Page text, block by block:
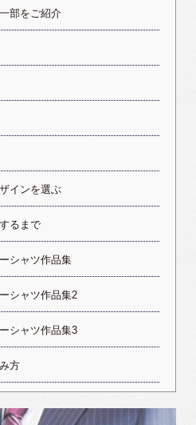
部をご紹介
インを選ぶ
るまで
シャツ作品集
シャツ作品集2
シャツ作品集3
方